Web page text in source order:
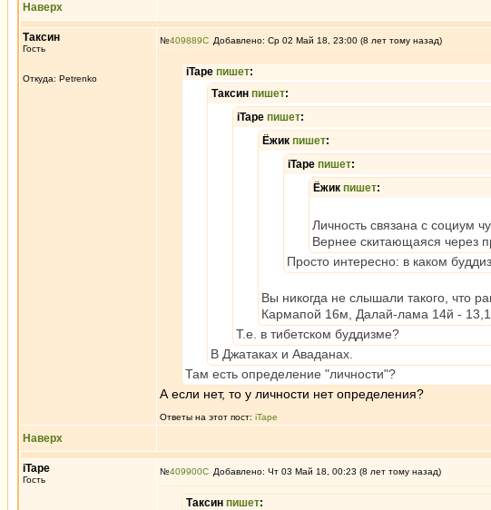
Наверх
Таксин
Гость
Откуда: Petrenko
№409889 Добавлено: Ср 02 Май 18, 23:00 (8 лет тому назад)
iTape пишет:
Таксин пишет:
iTape пишет:
Ёжик пишет:
iTape пишет:
Ёжик пишет:
Личность связана с социум
Вернее скитающаяся через
Просто интересно: в каком
Вы никогда не слышали такого, что
Кармапой 16м, Далай-лама 14й -
Т.е. в тибетском буддизме?
В Джатаках и Аваданах.
Там есть определение "личности"?
А если нет, то у личности нет определения?
Ответы на этот пост: iTape
Наверх
iTape
Гость
№409900 Добавлено: Чт 03 Май 18, 00:23 (8 лет тому назад)
Таксин пишет: